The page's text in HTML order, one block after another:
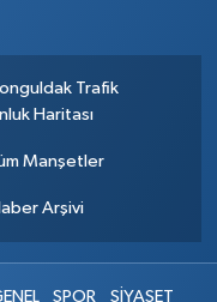
Trafik
Haritası
Manşetler
Arşivi
SPOR SİYASET